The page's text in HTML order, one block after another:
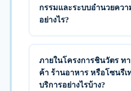
กรรมและระบบอำนวยคว
อย่างไร?
ภายในโครงการชินวัตร ทา
ค้า ร้านอาหาร หรือโซนรีเ
บริการอย่างไรบ้าง?